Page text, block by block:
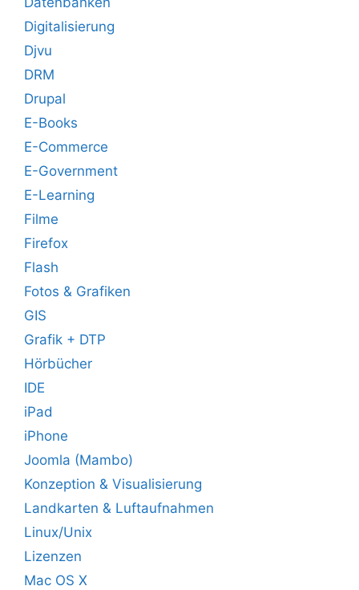
Digitalisierung
Djvu
DRM
Drupal
E-Books
E-Commerce
E-Government
E-Learning
Filme
Firefox
Flash
Fotos & Grafiken
GIS
Grafik + DTP
Hörbücher
IDE
iPad
iPhone
Joomla (Mambo)
Konzeption & Visualisierung
Landkarten & Luftaufnahmen
Linux/Unix
Lizenzen
Mac OS X